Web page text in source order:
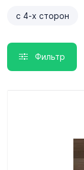
с 4-х сторон
Фильтр